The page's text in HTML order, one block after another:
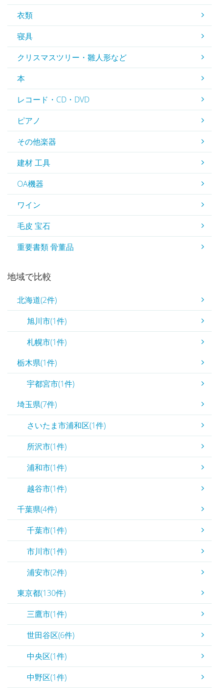
衣類
寝具
クリスマスツリー・雛人形など
本
レコード・CD・DVD
ピアノ
その他楽器
建材 工具
OA機器
ワイン
毛皮 宝石
重要書類 骨董品
地域で比較
北海道(2件)
旭川市(1件)
札幌市(1件)
栃木県(1件)
宇都宮市(1件)
埼玉県(7件)
さいたま市浦和区(1件)
所沢市(1件)
浦和市(1件)
越谷市(1件)
千葉県(4件)
千葉市(1件)
市川市(1件)
浦安市(2件)
東京都(130件)
三鷹市(1件)
世田谷区(6件)
中央区(1件)
中野区(1件)